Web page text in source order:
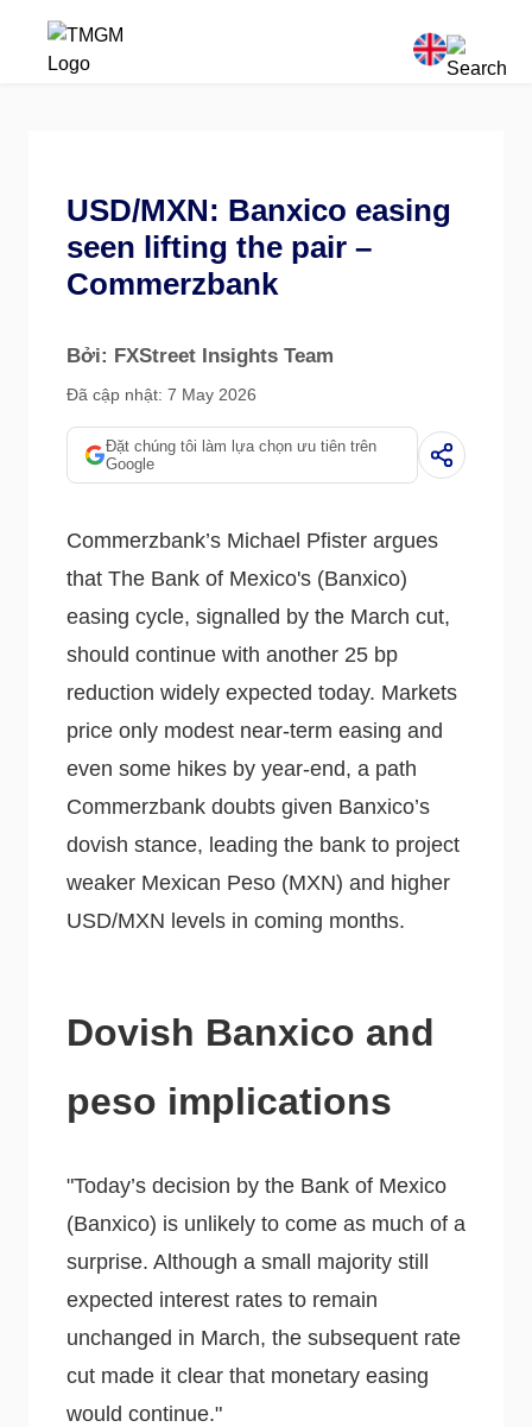
USD/MXN: Banxico easing
seen lifting the pair –
Commerzbank
Bởi: FXStreet Insights Team
Đã cập nhật: 7 May 2026
Đặt chúng tôi làm lựa chọn ưu tiên trên
Google
Commerzbank’s Michael Pfister argues
that The Bank of Mexico's (Banxico)
easing cycle, signalled by the March cut,
should continue with another 25 bp
reduction widely expected today. Markets
price only modest near‑term easing and
even some hikes by year‑end, a path
Commerzbank doubts given Banxico’s
dovish stance, leading the bank to project
weaker Mexican Peso (MXN) and higher
USD/MXN levels in coming months.
Dovish Banxico and
peso implications
"Today’s decision by the Bank of Mexico
(Banxico) is unlikely to come as much of a
surprise. Although a small majority still
expected interest rates to remain
unchanged in March, the subsequent rate
cut made it clear that monetary easing
would continue."